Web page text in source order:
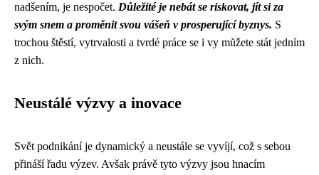
nadšením, je nespočet. Důležité je nebát se riskovat, jít si za
svým snem a proměnit svou vášeň v prosperující byznys. S
trochou štěstí, vytrvalosti a tvrdé práce se i vy můžete stát jedním
z nich.
Neustálé výzvy a inovace
Svět podnikání je dynamický a neustále se vyvíjí, což s sebou
přináší řadu výzev. Avšak právě tyto výzvy jsou hnacím